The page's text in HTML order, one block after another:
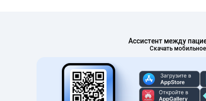
Ассистент между
Скачать